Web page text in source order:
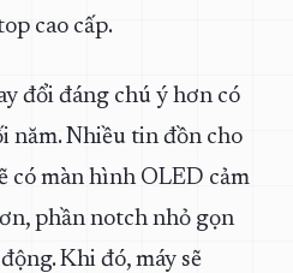
cao cấp.
đổi đáng chú ý hơn có
năm. Nhiều tin đồn cho
có màn hình OLED cảm
phần notch nhỏ gọn
Khi đó, máy sẽ